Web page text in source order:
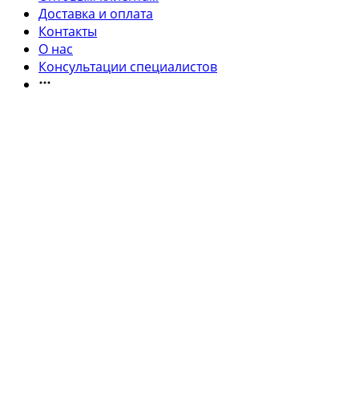
Доставка и оплата
Контакты
О нас
Консультации специалистов